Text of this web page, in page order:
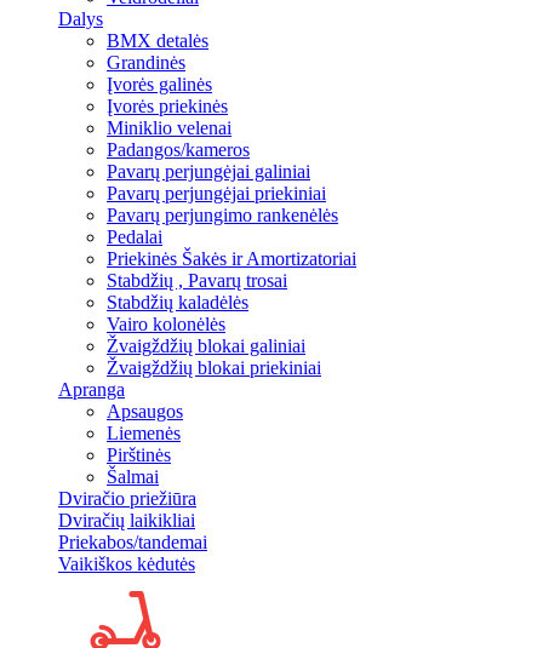
Dalys
BMX detalės
Grandinės
Įvorės galinės
Įvorės priekinės
Miniklio velenai
Padangos/kameros
Pavarų perjungėjai galiniai
Pavarų perjungėjai priekiniai
Pavarų perjungimo rankenėlės
Pedalai
Priekinės Šakės ir Amortizatoriai
Stabdžių , Pavarų trosai
Stabdžių kaladėlės
Vairo kolonėlės
Žvaigždžių blokai galiniai
Žvaigždžių blokai priekiniai
Apranga
Apsaugos
Liemenės
Pirštinės
Šalmai
Dviračio priežiūra
Dviračių laikikliai
Priekabos/tandemai
Vaikiškos kėdutės